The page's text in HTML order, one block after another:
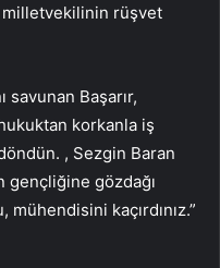
milletvekilinin rüşvet
savunan Başarır,
korkanla iş
, Sezgin Baran
gençliğine gözdağı
kaçırdınız.”